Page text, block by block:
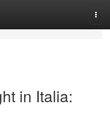
in Italia: